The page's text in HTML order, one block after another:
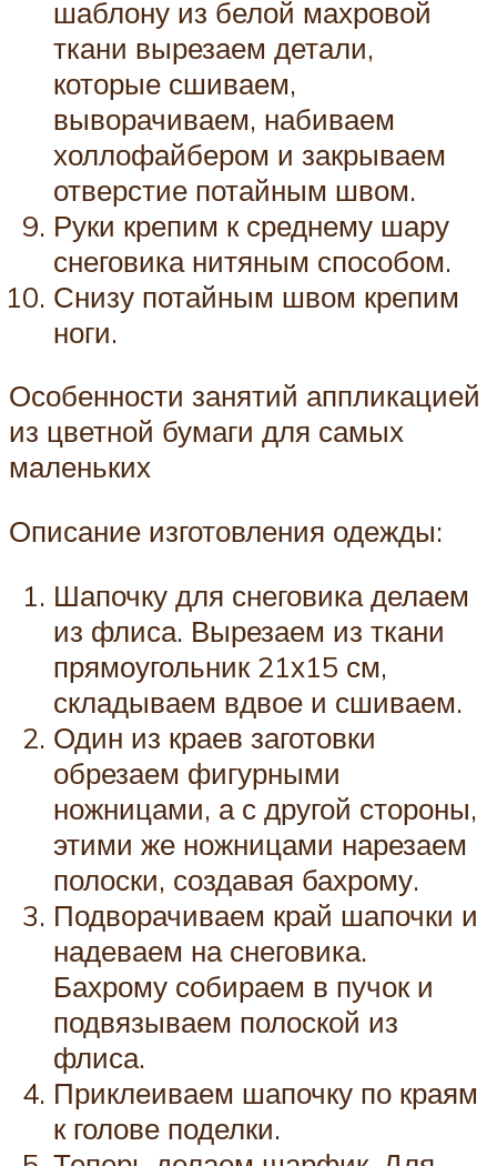
шаблону из белой махровой
ткани вырезаем детали,
которые сшиваем,
выворачиваем, набиваем
холлофайбером и закрываем
отверстие потайным швом.
Руки крепим к среднему шару
снеговика нитяным способом.
Снизу потайным швом крепим
ноги.
Особенности занятий аппликацией
из цветной бумаги для самых
маленьких
Описание изготовления одежды:
Шапочку для снеговика делаем
из флиса. Вырезаем из ткани
прямоугольник 21х15 см,
складываем вдвое и сшиваем.
Один из краев заготовки
обрезаем фигурными
ножницами, а с другой стороны,
этими же ножницами нарезаем
полоски, создавая бахрому.
Подворачиваем край шапочки и
надеваем на снеговика.
Бахрому собираем в пучок и
подвязываем полоской из
флиса.
Приклеиваем шапочку по краям
к голове поделки.